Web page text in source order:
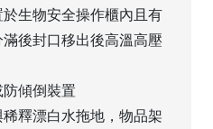
生物安全操作櫃內且有
後封口移出後高溫高壓
傾倒裝置
釋漂白水拖地，物品架